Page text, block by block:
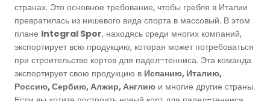
странах. Это основное требование, чтобы гребля в Италии
превратилась из нишевого вида спорта в массовый. В этом
плане Integral Spor, находясь среди многих компаний,
экспортирует всю продукцию, которая может потребоваться
при строительстве кортов для падел-тенниса. Эта команда
экспортирует свою продукцию в Испанию, Италию,
Россию, Сербию, Алжир, Англию и многие другие страны.